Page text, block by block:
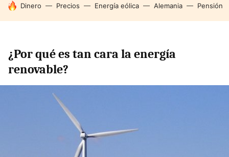
HOY SE HABLA DE
Dinero Precios Energía eólica Alemania Pensión
¿Por qué es tan cara la energía
renovable?